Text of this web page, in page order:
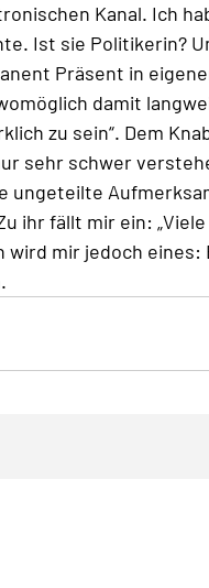
Kanal. Ich
Ist sie Politikerin?
Präsent in
damit
zu sein“. Dem
sehr schwer
ungeteilte
ihr fällt mir ein:
wird mir jedoch